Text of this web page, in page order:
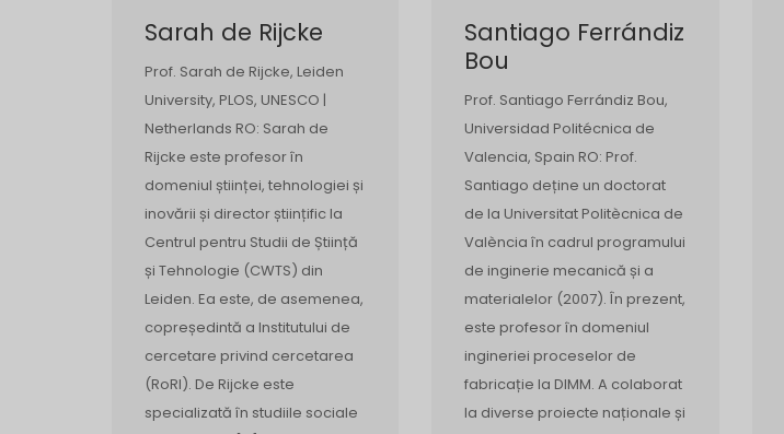
Sarah de Rijcke
Prof. Sarah de Rijcke, Leiden
University, PLOS, UNESCO |
Netherlands RO: Sarah de
Rijcke este profesor în
domeniul științei, tehnologiei și
inovării și director științific la
Centrul pentru Studii de Știință
și Tehnologie (CWTS) din
Leiden. Ea este, de asemenea,
copreședintă a Institutului de
cercetare privind cercetarea
(RoRI). De Rijcke este
specializată în studiile sociale
Santiago Ferrándiz
Bou
Prof. Santiago Ferrándiz Bou,
Universidad Politécnica de
Valencia, Spain RO: Prof.
Santiago deține un doctorat
de la Universitat Politècnica de
València în cadrul programului
de inginerie mecanică și a
materialelor (2007). În prezent,
este profesor în domeniul
ingineriei proceselor de
fabricație la DIMM. A colaborat
la diverse proiecte naționale și